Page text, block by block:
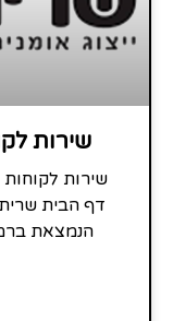
שירות
שירות
דף הבית
הנמצאת